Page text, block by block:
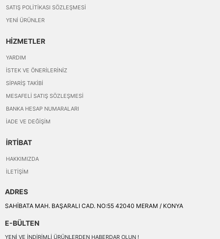
SATIŞ POLITIKASI SÖZLEŞMESI
YENI ÜRÜNLER
HİZMETLER
YARDIM
İSTEK VE ÖNERILERINIZ
SIPARIŞ TAKIBI
MESAFELI SATIŞ SÖZLEŞMESI
BANKA HESAP NUMARALARI
İADE VE DEĞIŞIM
İRTİBAT
HAKKIMIZDA
İLETIŞIM
ADRES
SAHİBATA MAH. BAŞARALI CAD. NO:55 42040 MERAM / KONYA
E-BÜLTEN
YENI VE INDIRIMLI ÜRÜNLERDEN HABERDAR OLUN !